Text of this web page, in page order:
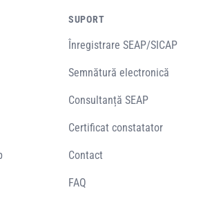
SUPORT
Înregistrare SEAP/SICAP
Semnătură electronică
Consultanță SEAP
Certificat constatator
Contact
FAQ